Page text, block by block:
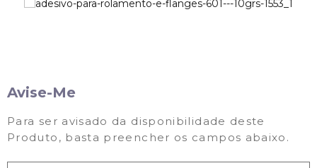
Avise-Me
Para ser avisado da disponibilidade deste
Produto, basta preencher os campos abaixo.